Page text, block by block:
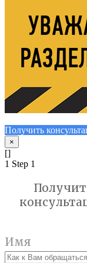
Получить
×
[]
1 Step 1
Имя